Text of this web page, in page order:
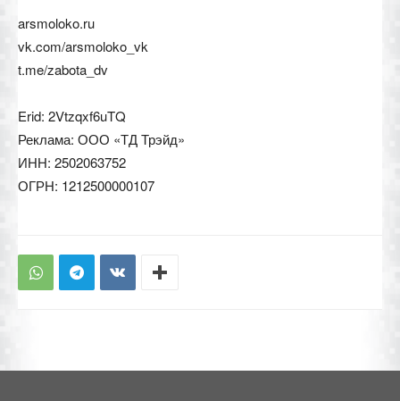
arsmoloko.ru
vk.com/arsmoloko_vk
t.me/zabota_dv
Erid: 2Vtzqxf6uTQ
Реклама: ООО «ТД Трэйд»
ИНН: 2502063752
ОГРН: 1212500000107